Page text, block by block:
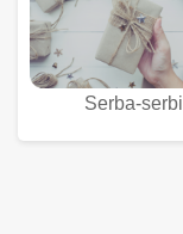
Serba-serbi